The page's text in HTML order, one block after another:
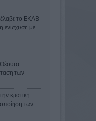
το ΕΚΑΒ
ενίσχυση με
Θέουτα
των
κρατική
των